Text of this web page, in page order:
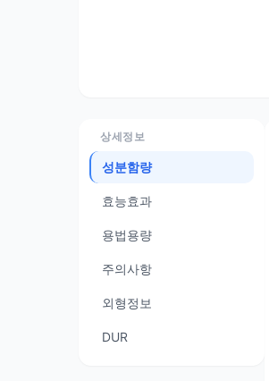
상세정보
성분함량
효능효과
용법용량
주의사항
외형정보
DUR